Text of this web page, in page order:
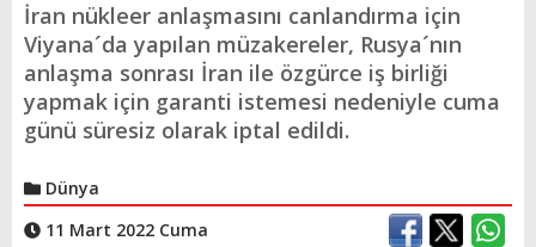
İran nükleer anlaşmasını canlandırma için
Viyana´da yapılan müzakereler, Rusya´nın
anlaşma sonrası İran ile özgürce iş birliği
yapmak için garanti istemesi nedeniyle cuma
günü süresiz olarak iptal edildi.
Dünya
11 Mart 2022 Cuma